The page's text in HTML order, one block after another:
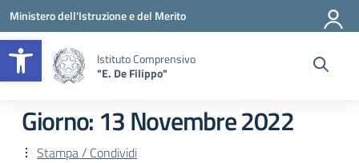
Apri la barra degli strumenti
Vai ai contenuti
Vai al menu di navigazione
Vai al footer
Ministero dell'Istruzione e del Merito
Istituto Comprensivo
"E. De Filippo"
Giorno: 13 Novembre 2022
Stampa / Condividi